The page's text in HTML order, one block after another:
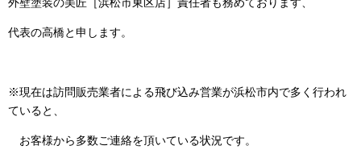
代表の高橋と申します。
※現在は訪問販売業者による飛び込み営業が浜松市内で多く行われ
ていると、
お客様から多数ご連絡を頂いている状況です。